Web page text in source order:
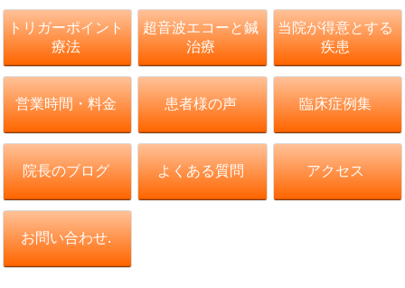
トリガーポイント
療法
超音波エコーと鍼
治療
当院が得意とする
疾患
営業時間・料金 患者様の声 臨床症例集
院長のブログ よくある質問 アクセス
お問い合わせ.